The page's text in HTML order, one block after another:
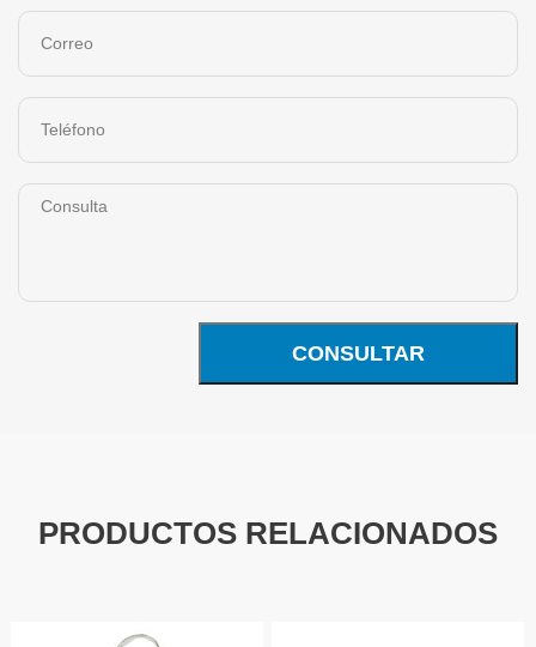
CONSULTAR
PRODUCTOS RELACIONADOS